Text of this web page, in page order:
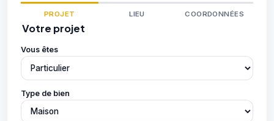
PROJET LIEU COORDONNÉES
Votre projet
Vous êtes
Type de bien